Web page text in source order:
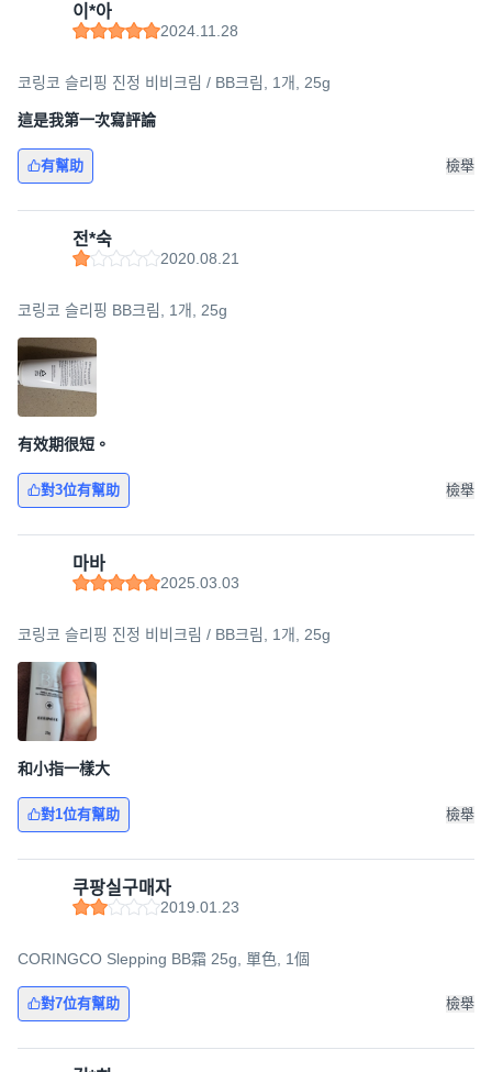
이*아
2024.11.28
코링코 슬리핑 진정 비비크림 / BB크림, 1개, 25g
這是我第一次寫評論
有幫助 檢舉
전*숙
2020.08.21
코링코 슬리핑 BB크림, 1개, 25g
有效期很短。
對3位有幫助 檢舉
마바
2025.03.03
코링코 슬리핑 진정 비비크림 / BB크림, 1개, 25g
和小指一樣大
對1位有幫助 檢舉
쿠팡실구매자
2019.01.23
CORINGCO Slepping BB霜 25g, 單色, 1個
對7位有幫助 檢舉